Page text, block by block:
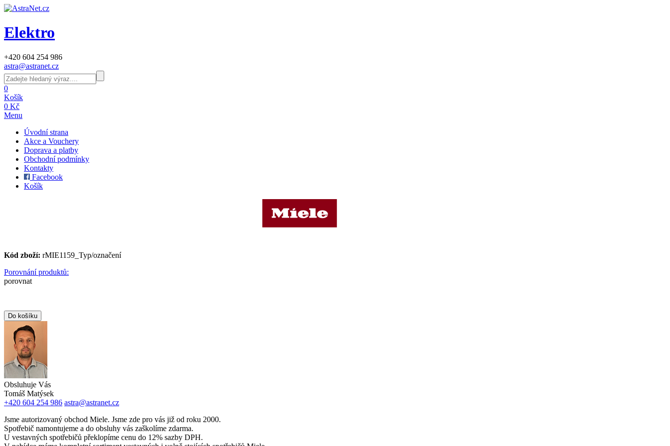
Elektro
+420 604 254 986
astra@astranet.cz
0
Košík
0 Kč
Menu
Úvodní strana
Akce a Vouchery
Doprava a platby
Obchodní podmínky
Kontakty
Facebook
Košík
Kód zboží: rMIE1159_Typ/označení
Porovnání produktů:
porovnat
Obsluhuje Vás
Tomáš Matýsek
+420 604 254 986 astra@astranet.cz
Jsme autorizovaný obchod Miele. Jsme zde pro vás již od roku 2000.
Spotřebič namontujeme a do obsluhy vás zaškolíme zdarma.
U vestavných spotřebičů překlopíme cenu do 12% sazby DPH.